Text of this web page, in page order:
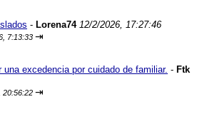
- Lorena74 12/2/2026, 17:27:46
7:13:33 ⇥
una excedencia por cuidado de familiar. - Ftk
20:56:22 ⇥